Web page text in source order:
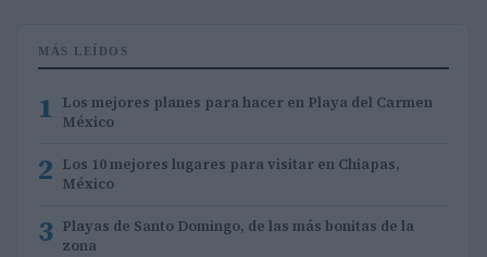
MÁS LEÍDOS
1 Los mejores planes para hacer en Playa del Carmen
México
2 Los 10 mejores lugares para visitar en Chiapas,
México
3 Playas de Santo Domingo, de las más bonitas de la
zona